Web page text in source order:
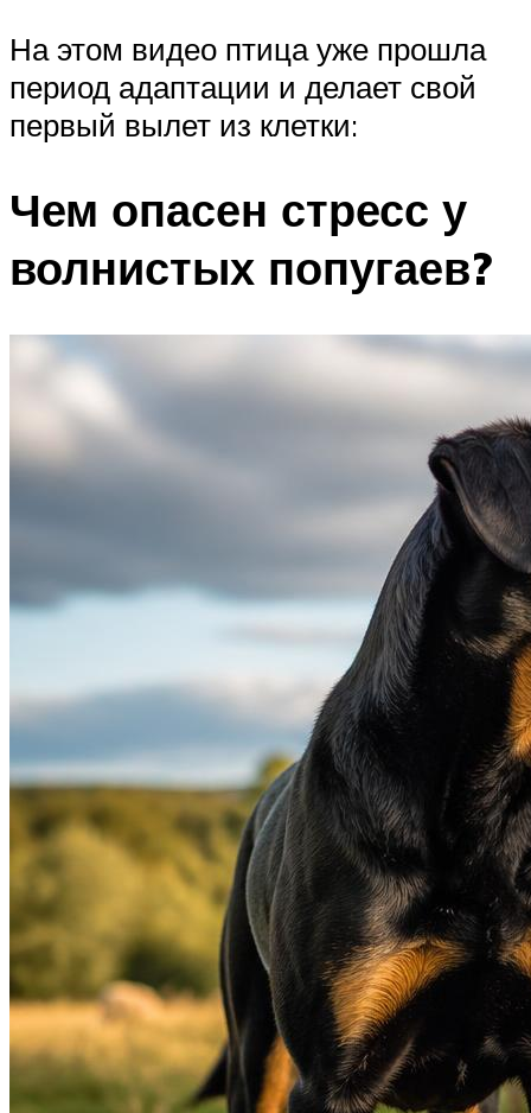
На этом видео птица уже прошла
период адаптации и делает свой
первый вылет из клетки:
Чем опасен стресс у
волнистых попугаев?